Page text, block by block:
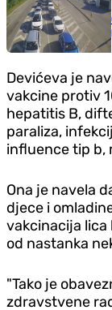
Devićeva je
vakcine protiv
hepatitis B,
paraliza,
influence tip b,
Ona je navela
djece i
vakcinacija lica
od nastanka
"Tako je
zdravstvene